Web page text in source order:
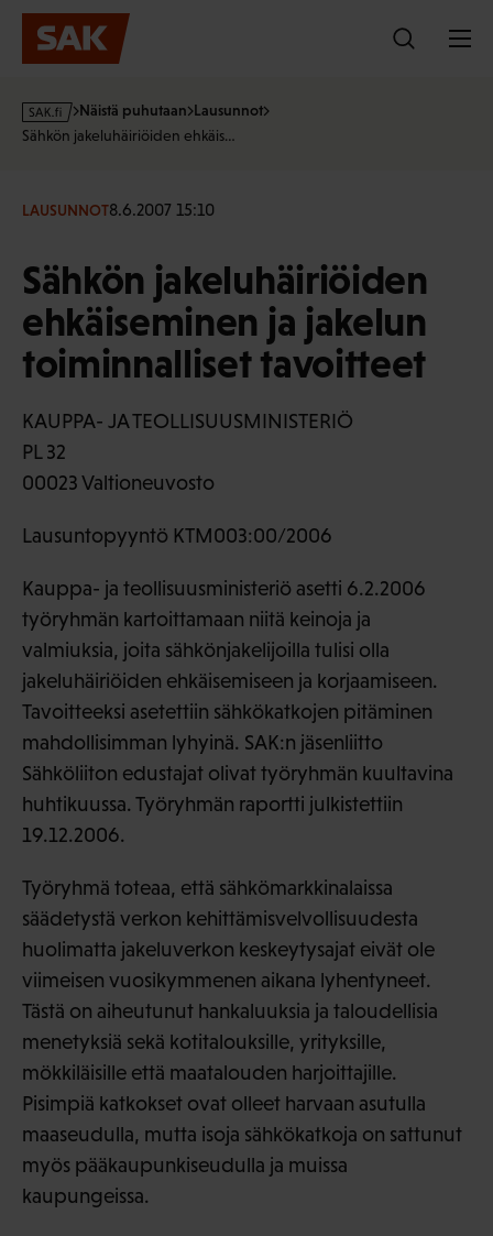
Hyppää
sisältöön
s
a
f
Näistä puhutaan Lausunnot
Sähkön jakeluhäiriöiden ehkäis…
LAUSUNNOT8.6.2007 15:10
Sähkön jakeluhäiriöiden
ehkäiseminen ja jakelun
toiminnalliset tavoitteet
KAUPPA- JA TEOLLISUUSMINISTERIÖ
PL 32
00023 Valtioneuvosto
Lausuntopyyntö KTM003:00/2006
Kauppa- ja teollisuusministeriö asetti 6.2.2006
työryhmän kartoittamaan niitä keinoja ja
valmiuksia, joita sähkönjakelijoilla tulisi olla
jakeluhäiriöiden ehkäisemiseen ja korjaamiseen.
Tavoitteeksi asetettiin sähkökatkojen pitäminen
mahdollisimman lyhyinä. SAK:n jäsenliitto
Sähköliiton edustajat olivat työryhmän kuultavina
huhtikuussa. Työryhmän raportti julkistettiin
19.12.2006.
Työryhmä toteaa, että sähkömarkkinalaissa
säädetystä verkon kehittämisvelvollisuudesta
huolimatta jakeluverkon keskeytysajat eivät ole
viimeisen vuosikymmenen aikana lyhentyneet.
Tästä on aiheutunut hankaluuksia ja taloudellisia
menetyksiä sekä kotitalouksille, yrityksille,
mökkiläisille että maatalouden harjoittajille.
Pisimpiä katkokset ovat olleet harvaan asutulla
maaseudulla, mutta isoja sähkökatkoja on sattunut
myös pääkaupunkiseudulla ja muissa
kaupungeissa.